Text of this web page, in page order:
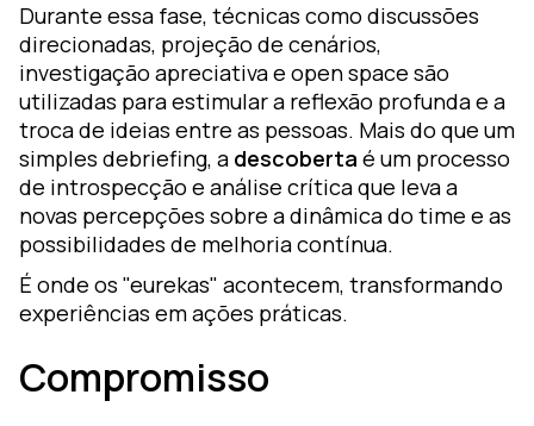
Durante essa fase, técnicas como discussões
direcionadas, projeção de cenários,
investigação apreciativa e open space são
utilizadas para estimular a reflexão profunda e a
troca de ideias entre as pessoas. Mais do que um
simples debriefing, a descoberta é um processo
de introspecção e análise crítica que leva a
novas percepções sobre a dinâmica do time e as
possibilidades de melhoria contínua.
É onde os "eurekas" acontecem, transformando
experiências em ações práticas.
Compromisso